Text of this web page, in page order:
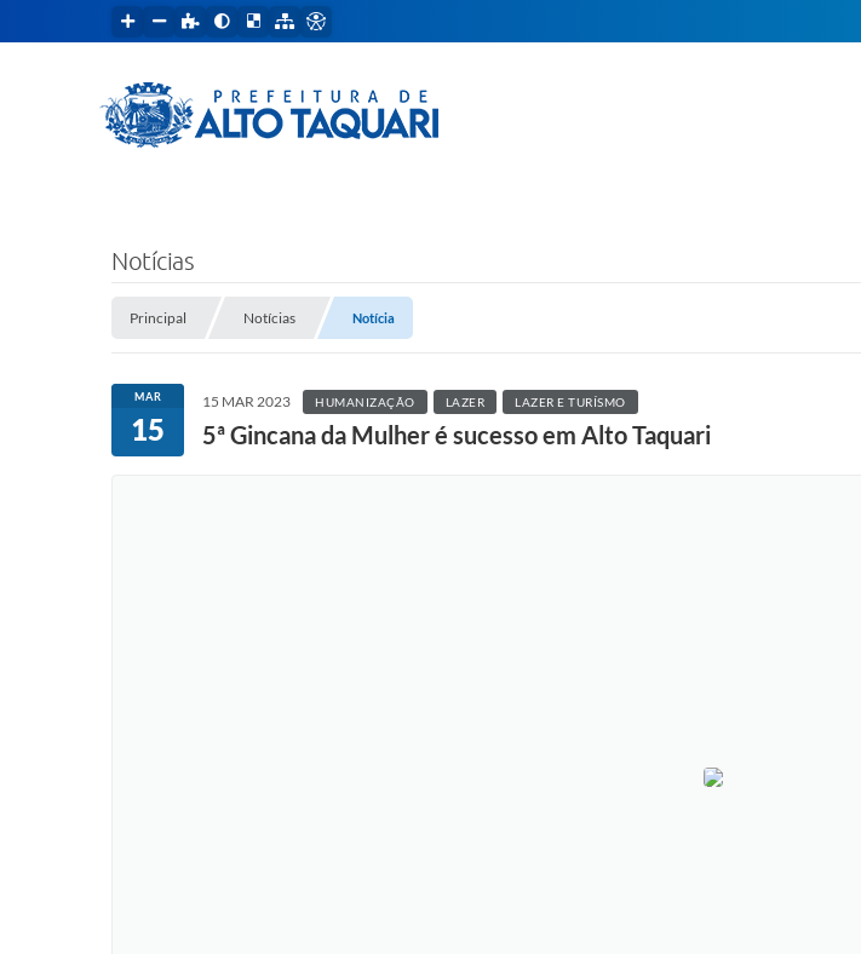
Notícias
Principal Notícias Notícia
MAR
15
15 MAR 2023 HUMANIZAÇÃO LAZER LAZER E TURÍSMO
5ª Gincana da Mulher é sucesso em Alto Taquari